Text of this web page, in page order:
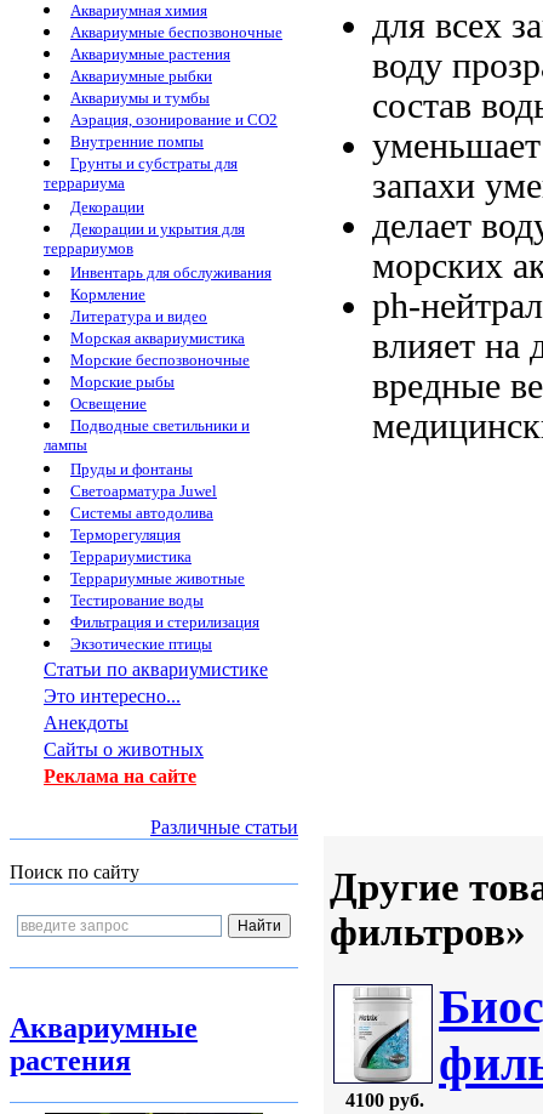
Аквариумная химия
Аквариумные беспозвоночные
Аквариумные растения
Аквариумные рыбки
Аквариумы и тумбы
Аэрация, озонирование и CO2
Внутренние помпы
Грунты и субстраты для
террариума
Декорации
Декорации и укрытия для
террариумов
Инвентарь для обслуживания
Кормление
Литература и видео
Морская аквариумистика
Морские беспозвоночные
Морские рыбы
Освещение
Подводные светильники и
лампы
Пруды и фонтаны
Светоарматура Juwel
Системы автодолива
Терморегуляция
Террариумистика
Террариумные животные
Тестирование воды
Фильтрация и стерилизация
Экзотические птицы
Статьи по аквариумистике
Это интересно...
Анекдоты
Сайты о животных
Реклама на сайте
Различные статьи
Поиск по сайту
Аквариумные
растения
для всех
воду
состав
запахи
делает
морских
ph-
влияет на
вредные
Другие
фильтров»
4100 руб.